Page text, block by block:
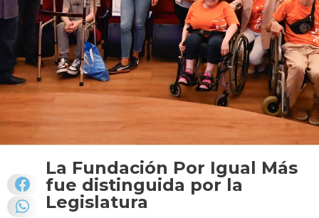
La Fundación Por Igual Más
fue distinguida por la
Legislatura